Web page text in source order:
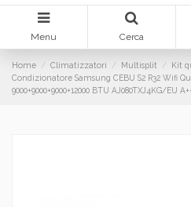
Menu Cerca
Home Climatizzatori Multisplit Kit
Condizionatore Samsung CEBU S2 R32 Wifi
9000+9000+9000+12000 BTU AJ080TXJ4KG/EU